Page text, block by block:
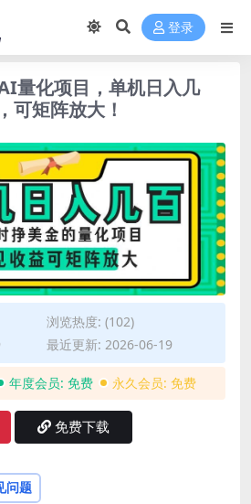
登录
量化项目，单机日入几
可矩阵放大！
浏览热度: (102)
最近更新: 2026-06-19
年度会员: 免费 永久会员: 免费
免费下载
问题